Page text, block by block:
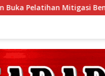
Ratusan Siswa SMP di